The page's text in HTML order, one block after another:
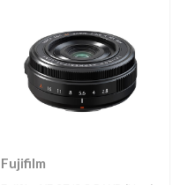
Fujifilm